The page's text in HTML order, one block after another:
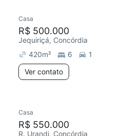
Casa
R$ 500.000
Jequiriçá, Concórdia
420m² 6
1
Ver contato
Casa
R$ 550.000
R. Urandi, Concórdia